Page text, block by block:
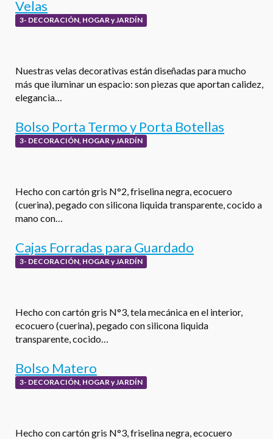
Velas
3- DECORACIÓN, HOGAR y JARDÍN
Nuestras velas decorativas están diseñadas para mucho
más que iluminar un espacio: son piezas que aportan calidez,
elegancia…
Bolso Porta Termo y Porta Botellas
3- DECORACIÓN, HOGAR y JARDÍN
Hecho con cartón gris N°2, friselina negra, ecocuero
(cuerina), pegado con silicona liquida transparente, cocido a
mano con…
Cajas Forradas para Guardado
3- DECORACIÓN, HOGAR y JARDÍN
Hecho con cartón gris N°3, tela mecánica en el interior,
ecocuero (cuerina), pegado con silicona liquida
transparente, cocido…
Bolso Matero
3- DECORACIÓN, HOGAR y JARDÍN
Hecho con cartón gris N°3, friselina negra, ecocuero